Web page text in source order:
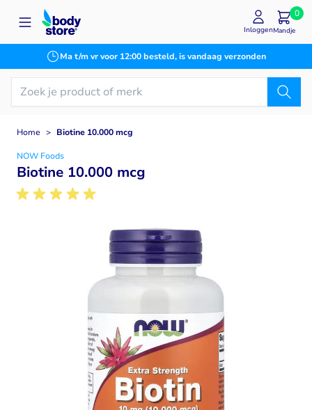
Ga naar de inhoud
Ma t/m vr voor 12:00 besteld, is vandaag verzonden
InloggenMandje
0
Home > Biotine 10.000 mcg
NOW Foods
Biotine 10.000 mcg
Click to view image in fullscreen